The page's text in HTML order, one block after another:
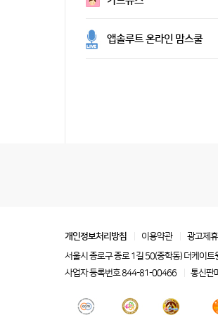
앱솔루트 온라인 맘스쿨
개인정보처리방침 이용약관
광고제
서울시 종로구 종로 1길 50(중학동) 더케이트
사업자 등록번호 844-81-00466
통신판